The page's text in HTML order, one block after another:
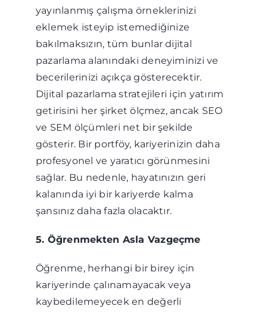
yayınlanmış çalışma örneklerinizi
eklemek isteyip istemediğinize
bakılmaksızın, tüm bunlar dijital
pazarlama alanındaki deneyiminizi ve
becerilerinizi açıkça gösterecektir.
Dijital pazarlama stratejileri için yatırım
getirisini her şirket ölçmez, ancak SEO
ve SEM ölçümleri net bir şekilde
gösterir. Bir portföy, kariyerinizin daha
profesyonel ve yaratıcı görünmesini
sağlar. Bu nedenle, hayatınızın geri
kalanında iyi bir kariyerde kalma
şansınız daha fazla olacaktır.
5. Öğrenmekten Asla Vazgeçme
Öğrenme, herhangi bir birey için
kariyerinde çalınamayacak veya
kaybedilemeyecek en değerli